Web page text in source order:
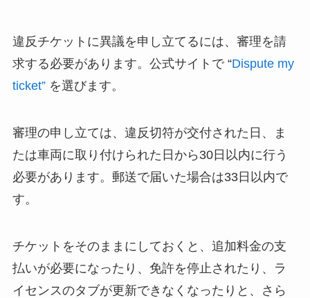
違反チケットに異議を申し立てるには、審理を請
求する必要があります。公式サイトで “Dispute my
ticket”を選びます。
審理の申し立ては、違反切符が交付された日、ま
たは車両に取り付けられた日から30日以内に行う
必要があります。郵送で届いた場合は33日以内で
す。
チケットをそのままにしておくと、追加料金の支
払いが必要になったり、免許を停止されたり、ラ
イセンスのタブが更新できなくなったりと、さら